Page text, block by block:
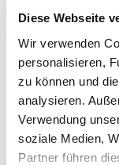
Diese Webseite
Wir verwenden
personalisieren,
zu können und
analysieren.
Verwendung
soziale Medien,
Partner führen
mAIstack→
KI-Fundament
Einsatzbereit